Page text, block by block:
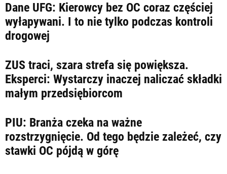
Dane UFG: Kierowcy bez OC coraz częściej
wyłapywani. I to nie tylko podczas kontroli
drogowej
ZUS traci, szara strefa się powiększa.
Eksperci: Wystarczy inaczej naliczać składki
małym przedsiębiorcom
PIU: Branża czeka na ważne
rozstrzygnięcie. Od tego będzie zależeć, czy
stawki OC pójdą w górę